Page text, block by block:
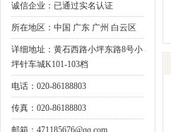
诚信企业：已通过实名认证
所在地区：中国 广东 广州 白云区
详细地址：黄石西路小坪东路8号小
坪针车城K101-103档
电话：020-86188803
传真：020-86188803
邮箱：471185676@qq.com